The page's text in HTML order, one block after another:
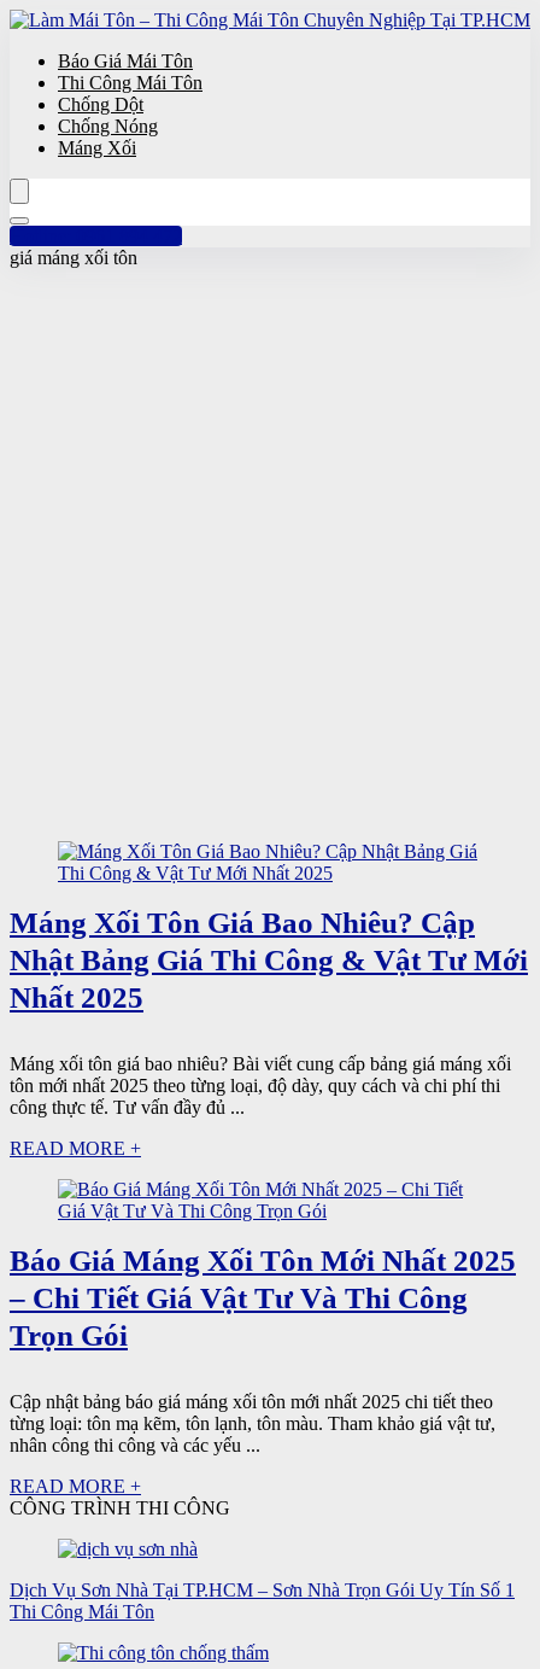
Báo Giá Mái Tôn
Thi Công Mái Tôn
Chống Dột
Chống Nóng
Máng Xối
Hotline: 0961 894 472
giá máng xối tôn
Máng Xối Tôn Giá Bao Nhiêu? Cập
Nhật Bảng Giá Thi Công & Vật Tư Mới
Nhất 2025
Máng xối tôn giá bao nhiêu? Bài viết cung cấp bảng giá máng xối
tôn mới nhất 2025 theo từng loại, độ dày, quy cách và chi phí thi
công thực tế. Tư vấn đầy đủ ...
READ MORE +
Báo Giá Máng Xối Tôn Mới Nhất 2025
– Chi Tiết Giá Vật Tư Và Thi Công
Trọn Gói
Cập nhật bảng báo giá máng xối tôn mới nhất 2025 chi tiết theo
từng loại: tôn mạ kẽm, tôn lạnh, tôn màu. Tham khảo giá vật tư,
nhân công thi công và các yếu ...
READ MORE +
CÔNG TRÌNH THI CÔNG
Dịch Vụ Sơn Nhà Tại TP.HCM – Sơn Nhà Trọn Gói Uy Tín Số 1
Thi Công Mái Tôn